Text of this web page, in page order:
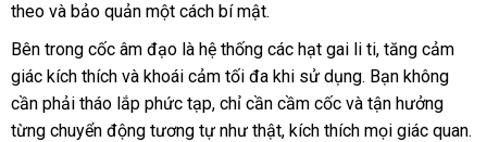
theo và bảo quản một cách bí mật.
Bên trong cốc âm đạo là hệ thống các hạt gai li ti, tăng cảm
giác kích thích và khoái cảm tối đa khi sử dụng. Bạn không
cần phải tháo lắp phức tạp, chỉ cần cầm cốc và tận hưởng
từng chuyển động tương tự như thật, kích thích mọi giác quan.